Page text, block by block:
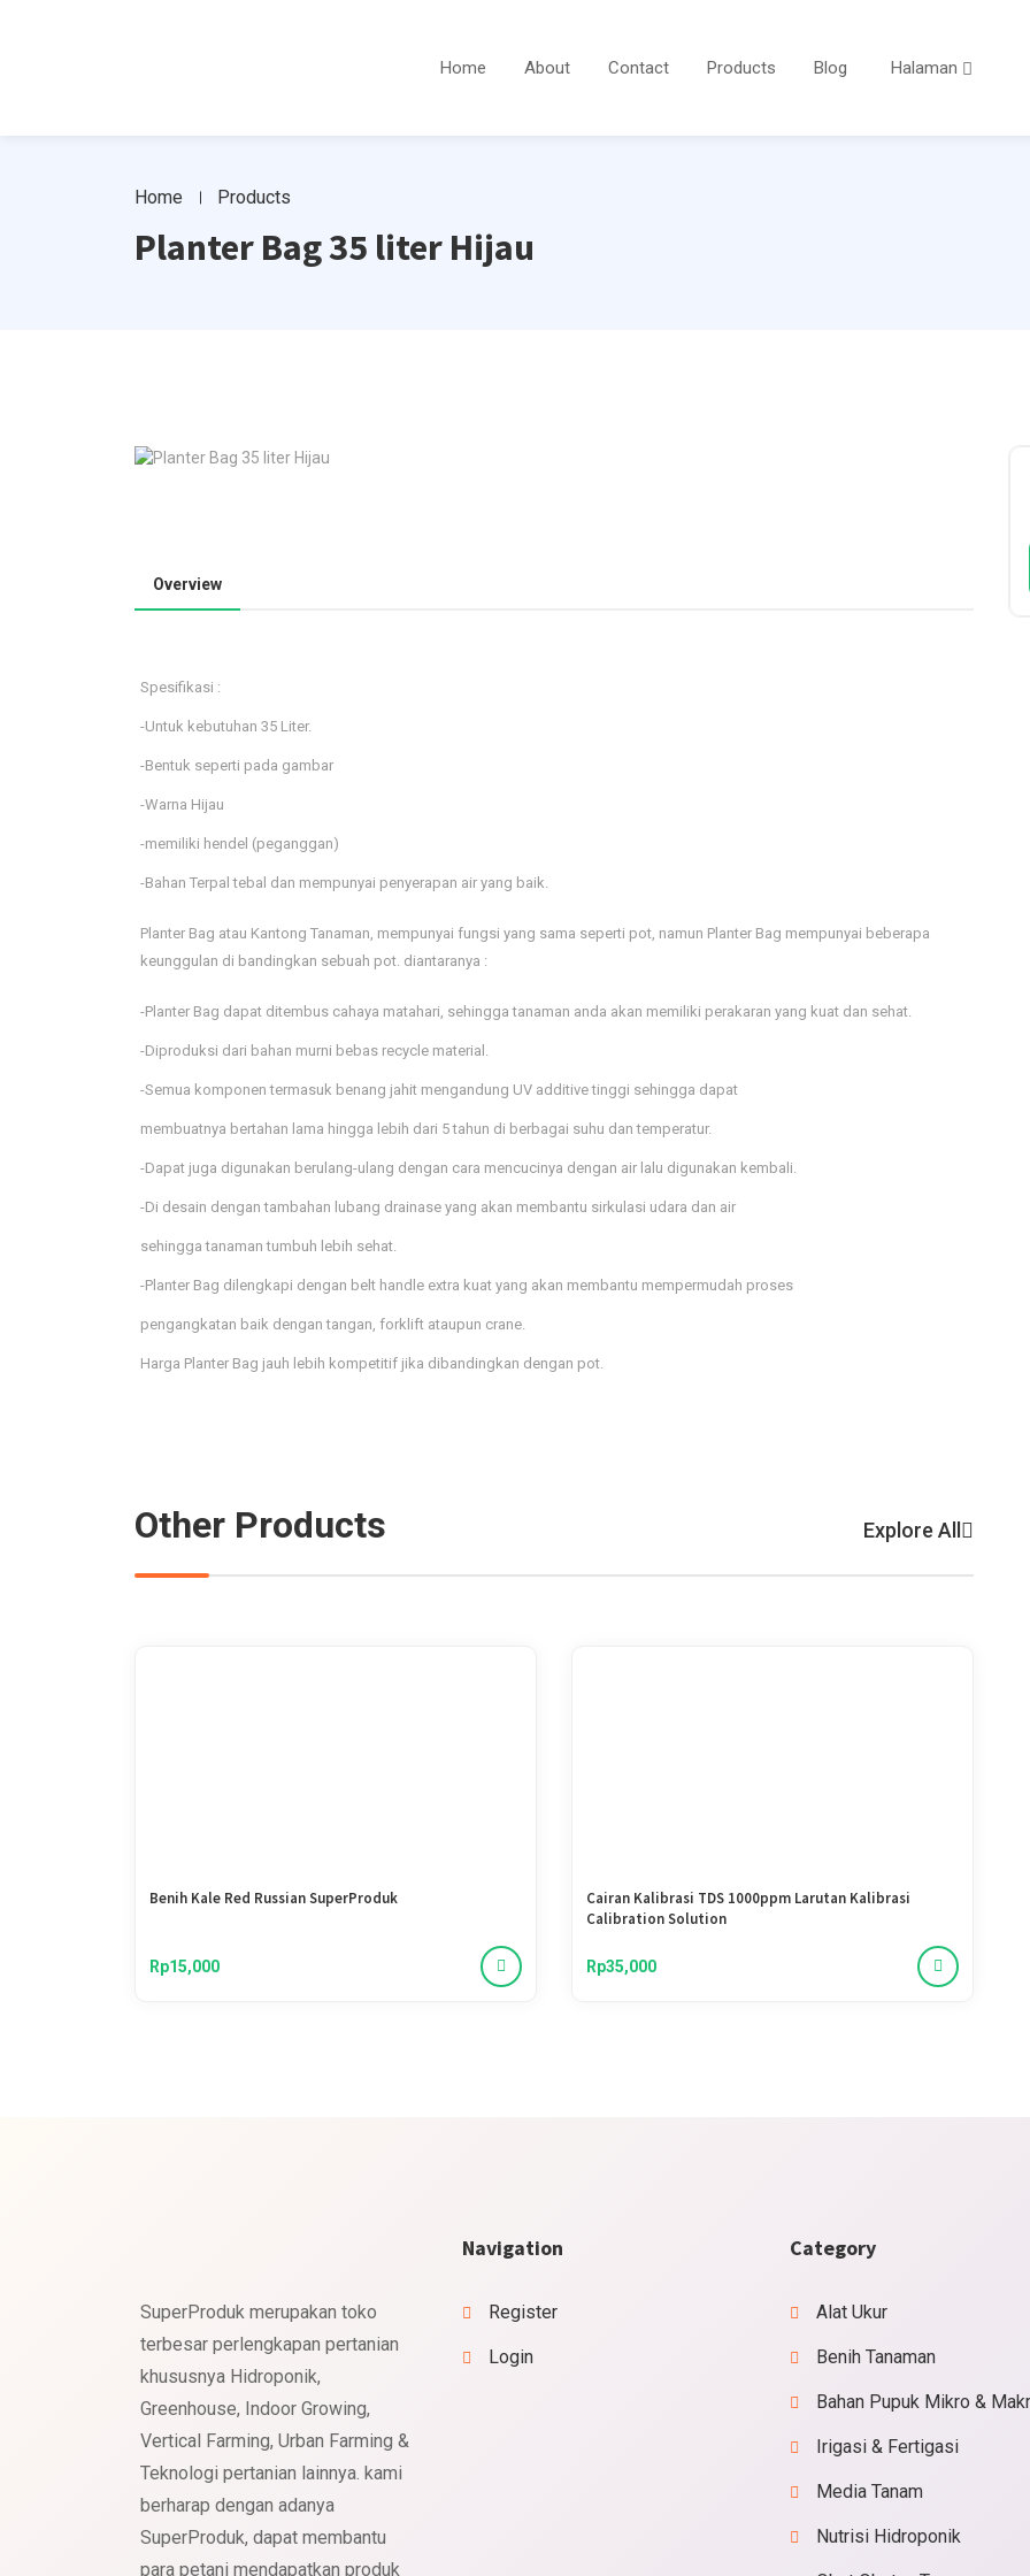
Home About Contact Products Blog Halaman
Home Products
Planter Bag 35 liter Hijau
Overview
Spesifikasi :
-Untuk kebutuhan 35 Liter.
-Bentuk seperti pada gambar
-Warna Hijau
-memiliki hendel (peganggan)
-Bahan Terpal tebal dan mempunyai penyerapan air yang baik.
Planter Bag atau Kantong Tanaman, mempunyai fungsi yang sama seperti pot, namun Planter Bag mempunyai beberapa
keunggulan di bandingkan sebuah pot. diantaranya :
-Planter Bag dapat ditembus cahaya matahari, sehingga tanaman anda akan memiliki perakaran yang kuat dan sehat.
-Diproduksi dari bahan murni bebas recycle material.
-Semua komponen termasuk benang jahit mengandung UV additive tinggi sehingga dapat
membuatnya bertahan lama hingga lebih dari 5 tahun di berbagai suhu dan temperatur.
-Dapat juga digunakan berulang-ulang dengan cara mencucinya dengan air lalu digunakan kembali.
-Di desain dengan tambahan lubang drainase yang akan membantu sirkulasi udara dan air
sehingga tanaman tumbuh lebih sehat.
-Planter Bag dilengkapi dengan belt handle extra kuat yang akan membantu mempermudah proses
pengangkatan baik dengan tangan, forklift ataupun crane.
Harga Planter Bag jauh lebih kompetitif jika dibandingkan dengan pot.
Other Products Explore All
Benih Kale Red Russian SuperProduk
Rp15,000
Cairan Kalibrasi TDS 1000ppm Larutan Kalibrasi
Calibration Solution
Rp35,000
SuperProduk merupakan toko
terbesar perlengkapan pertanian
khususnya Hidroponik,
Greenhouse, Indoor Growing,
Vertical Farming, Urban Farming &
Teknologi pertanian lainnya. kami
berharap dengan adanya
SuperProduk, dapat membantu
para petani mendapatkan produk
Navigation
Register
Login
Category
Alat Ukur
Benih Tanaman
Bahan Pupuk Mikro &
Irigasi & Fertigasi
Media Tanam
Nutrisi Hidroponik